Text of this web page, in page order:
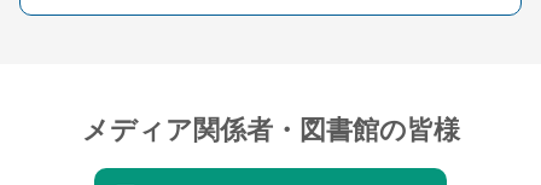
メディア関係者・図書館の皆様